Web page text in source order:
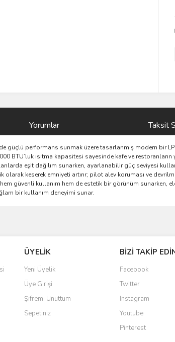
Yorumlar Taksit
performans sunmak üzere tasarlanmış modern bir
BTU’luk ısıtma kapasitesi sayesinde kafe ve
eşit dağılım sunarken, ayarlanabilir güç seviyesi
olarak keserek emniyeti artırır; pilot alev koruması ve
güvenli kullanım hem de estetik bir görünüm sunarken,
bir kullanım deneyimi sunar.
ÜYELİK
Yeni Üyelik
Üye Girişi
Şifremi Unuttum
Sepetiniz
BİZİ TAKİP
Facebook
Twitter
Instagram
Youtube
Pinterest